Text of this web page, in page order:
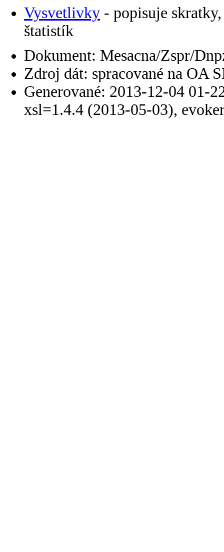
Vysvetlivky - popisuje
štatistík
Dokument: Mesacna/Zspr/
Zdroj dát: spracované na OA
Generované: 2013-12-04 01-
xsl=1.4.4 (2013-05-03),